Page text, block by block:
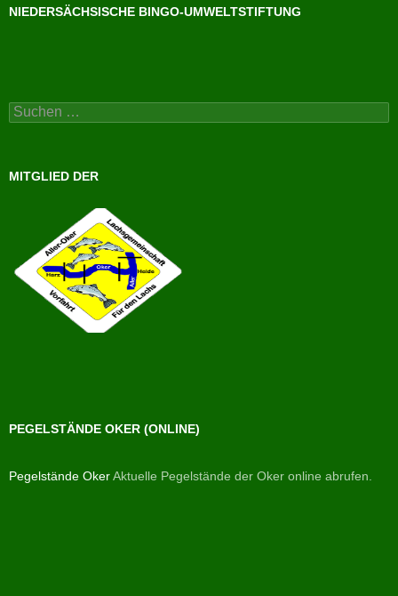
NIEDERSÄCHSISCHE BINGO-UMWELTSTIFTUNG
Suchen
nach:
MITGLIED DER
PEGELSTÄNDE OKER (ONLINE)
Pegelstände OkerAktuelle Pegelstände der Oker online abrufen.